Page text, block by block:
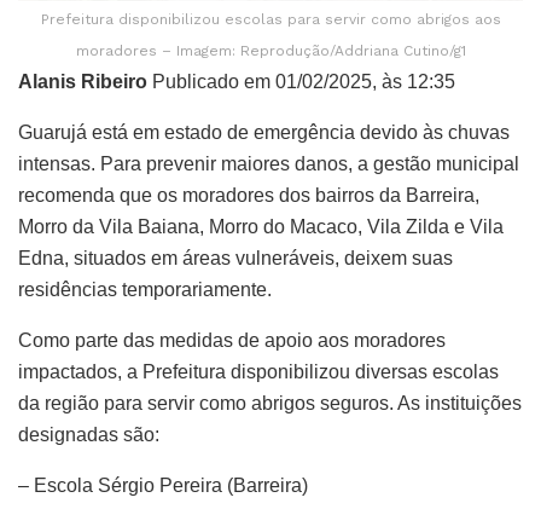
Prefeitura disponibilizou escolas para servir como abrigos aos
moradores – Imagem: Reprodução/Addriana Cutino/g1
Alanis Ribeiro Publicado em 01/02/2025, às 12:35
Guarujá está em estado de emergência devido às chuvas
intensas. Para prevenir maiores danos, a gestão municipal
recomenda que os moradores dos bairros da Barreira,
Morro da Vila Baiana, Morro do Macaco, Vila Zilda e Vila
Edna, situados em áreas vulneráveis, deixem suas
residências temporariamente.
Como parte das medidas de apoio aos moradores
impactados, a Prefeitura disponibilizou diversas escolas
da região para servir como abrigos seguros. As instituições
designadas são:
– Escola Sérgio Pereira (Barreira)